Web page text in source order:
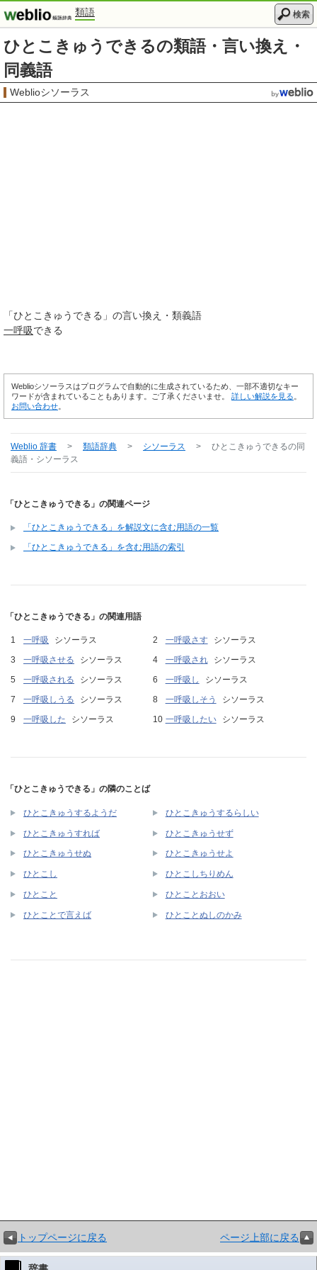
類語 検索
ひとこきゅうできるの類語・言い換え・
同義語
Weblioシソーラス
「ひとこきゅうできる 」の言い換え・類義語
一呼吸できる
Weblioシソーラスはプログラムで自動的に生成されているため、一部不適切なキー
ワードが含まれていることもあります。ご了承くださいませ。 詳しい解説を見る
お問い合わせ
Weblio 辞書 > 類語辞典 > シソーラス > ひとこきゅうできるの同
義語・シソーラス
「ひとこきゅうできる」の関連ページ
「ひとこきゅうできる」を解説文に含む用語の一覧
「ひとこきゅうできる」を含む用語の索引
「ひとこきゅうできる」の関連用語
一呼吸 シソーラス 一呼吸さす
シソーラス
一呼吸させる
シソーラス 一呼吸され
シソーラス
一呼吸される
シソーラス 一呼吸し
シソーラス
一呼吸しうる
シソーラス 一呼吸しそう
シソーラス
一呼吸した
シソーラス 一呼吸したい シソーラス
「ひとこきゅうできる」の隣のことば
ひとこきゅうするようだ ひとこきゅうするらしい
ひとこきゅうすれば ひとこきゅうせず
ひとこきゅうせぬ ひとこきゅうせよ
ひとこし ひとこしちりめん
ひとこと ひとことおおい
ひとことで言えば ひとことぬしのかみ
トップページに戻る ページ上部に戻る